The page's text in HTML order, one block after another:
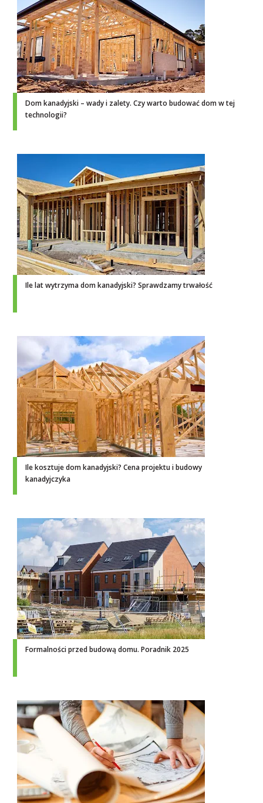
Dom kanadyjski – wady i zalety. Czy warto budować dom w tej
technologii?
Ile lat wytrzyma dom kanadyjski? Sprawdzamy trwałość
Ile kosztuje dom kanadyjski? Cena projektu i budowy
kanadyjczyka
Formalności przed budową domu. Poradnik 2025